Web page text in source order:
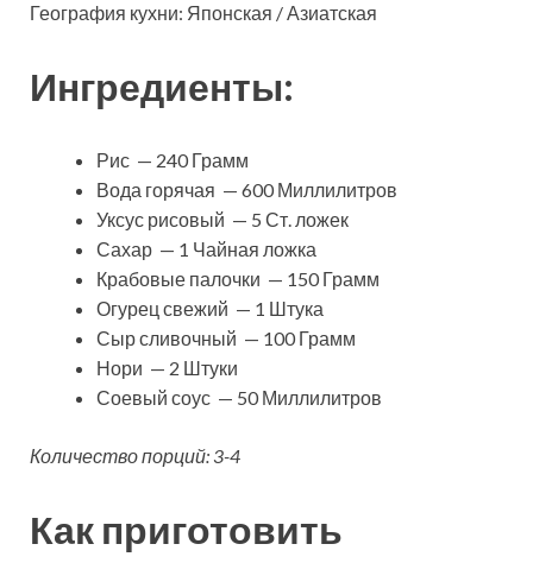
География кухни: Японская / Азиатская
Ингредиенты:
Рис — 240 Грамм
Вода горячая — 600 Миллилитров
Уксус рисовый — 5 Ст. ложек
Сахар — 1 Чайная ложка
Крабовые палочки — 150 Грамм
Огурец свежий — 1 Штука
Сыр сливочный — 100 Грамм
Нори — 2 Штуки
Соевый соус — 50 Миллилитров
Количество порций: 3-4
Как приготовить